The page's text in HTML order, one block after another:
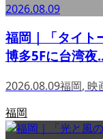
2026.08.09
福岡｜「タイト
博多5Fに台湾夜
2026.08.09福岡, 映
福岡